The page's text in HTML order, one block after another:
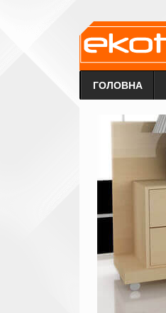
ГОЛОВНА